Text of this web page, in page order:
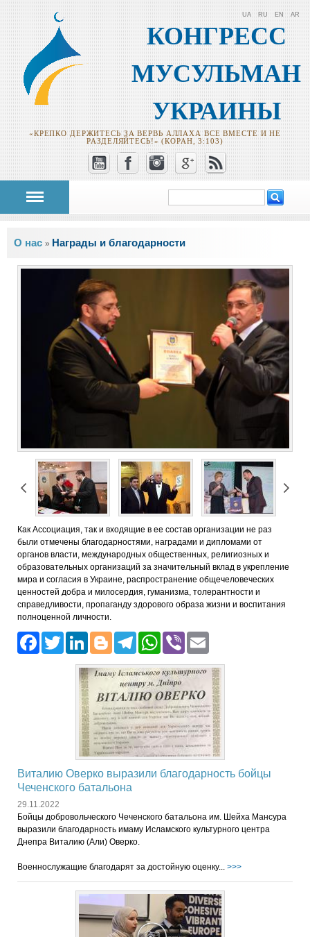
КОНГРЕСС
МУСУЛЬМАН
УКРАИНЫ
«КРЕПКО ДЕРЖИТЕСЬ ЗА ВЕРВЬ АЛЛАХА ВСЕ ВМЕСТЕ И НЕ
РАЗДЕЛЯЙТЕСЬ!» (КОРАН, 3:103)
UA RU EN AR
Форма поиска
Вы здесь
О нас » Награды и благодарности
Как Ассоциация, так и входящие в ее состав организации не раз
были отмечены благодарностями, наградами и дипломами от
органов власти, международных общественных, религиозных и
образовательных организаций за значительный вклад в укрепление
мира и согласия в Украине, распространение общечеловеческих
ценностей добра и милосердия, гуманизма, толерантности и
справедливости, пропаганду здорового образа жизни и воспитания
полноценной личности.
Facebook
Twitter
LinkedIn
Blogger
Telegram
WhatsApp
Viber
Виталию Оверко выразили благодарность бойцы
Чеченского батальона
29.11.2022
Бойцы добровольческого Чеченского батальона им. Шейха Мансура
выразили благодарность имаму Исламского культурного центра
Днепра Виталию (Али) Оверко.
Военнослужащие благодарят за достойную оценку... >>>